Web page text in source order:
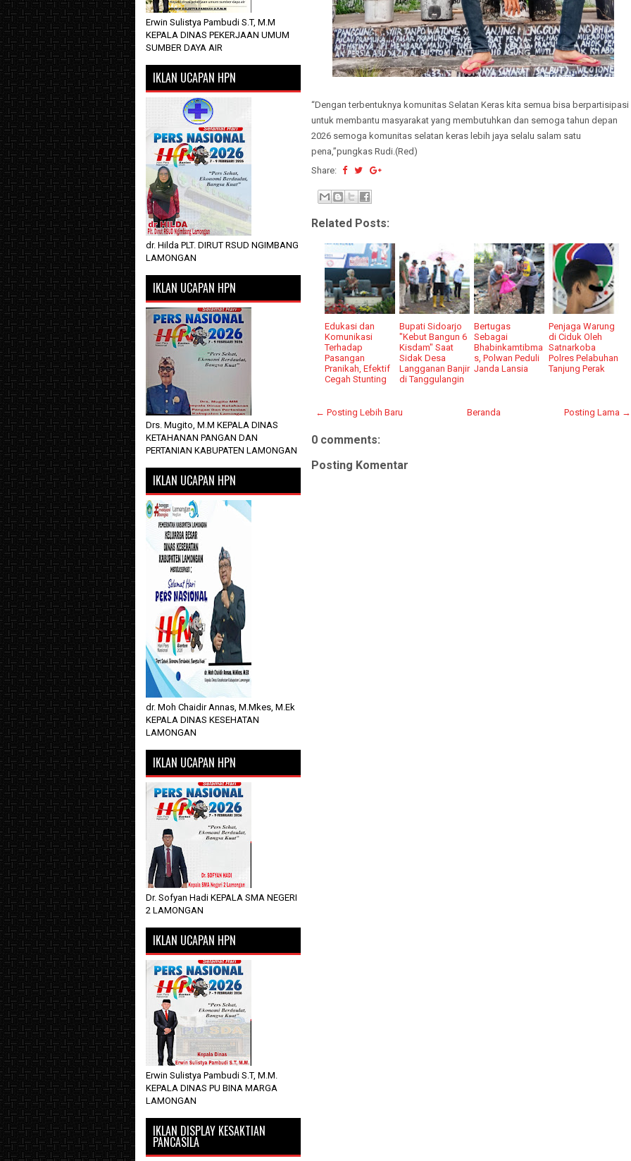
“Dengan terbentuknya komunitas Selatan Keras kita semua bisa berpartisipasi
untuk membantu masyarakat yang membutuhkan dan semoga tahun depan
2026 semoga komunitas selatan keras lebih jaya selalu salam satu
pena,”pungkas Rudi.(Red)
Share:
Related Posts:
Edukasi dan
Komunikasi
Terhadap
Pasangan
Pranikah, Efektif
Cegah Stunting
Bupati Sidoarjo
"Kebut Bangun 6
Kisdam" Saat
Sidak Desa
Langganan Banjir
di Tanggulangin
Bertugas
Sebagai
Bhabinkamtibma
s, Polwan Peduli
Janda Lansia
Penjaga Warung
di Ciduk Oleh
Satnarkoba
Polres Pelabuhan
Tanjung Perak
← Posting Lebih Baru Posting Lama →
Beranda
0 comments:
Posting Komentar
Erwin Sulistya Pambudi S.T, M.M
KEPALA DINAS PEKERJAAN UMUM
SUMBER DAYA AIR
IKLAN UCAPAN HPN
dr. Hilda PLT. DIRUT RSUD NGIMBANG
LAMONGAN
IKLAN UCAPAN HPN
Drs. Mugito, M.M KEPALA DINAS
KETAHANAN PANGAN DAN
PERTANIAN KABUPATEN LAMONGAN
IKLAN UCAPAN HPN
dr. Moh Chaidir Annas, M.Mkes, M.Ek
KEPALA DINAS KESEHATAN
LAMONGAN
IKLAN UCAPAN HPN
Dr. Sofyan Hadi KEPALA SMA NEGERI
2 LAMONGAN
IKLAN UCAPAN HPN
Erwin Sulistya Pambudi S.T, M.M.
KEPALA DINAS PU BINA MARGA
LAMONGAN
IKLAN DISPLAY KESAKTIAN
PANCASILA